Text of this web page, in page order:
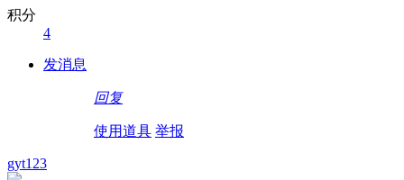
积分
4
发消息
回复
使用道具 举报
gyt123